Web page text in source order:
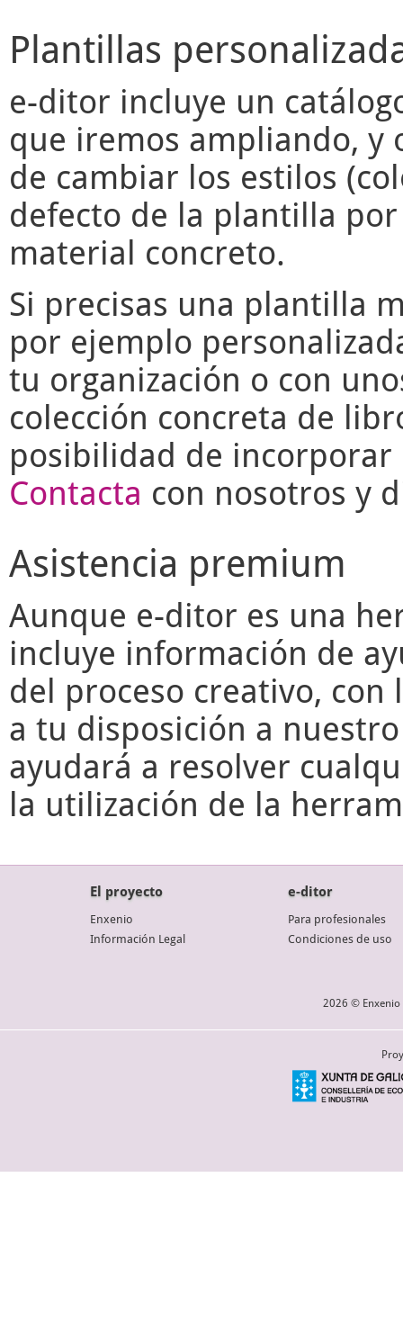
Plantillas
e-ditor incluye un
que iremos ampliando, y
de cambiar los estilos
defecto de la plantilla
material concreto.
Si precisas una plantilla
por ejemplo
tu organización o con
colección concreta de
posibilidad de
Contacta con nosotros y
Asistencia premium
Aunque e-ditor es una
incluye información de
del proceso creativo,
a tu disposición a
ayudará a resolver
la utilización de la
El proyecto
Enxenio
Información Legal
e-ditor
Para profesionales
Condiciones de uso
2026 © Enxenio